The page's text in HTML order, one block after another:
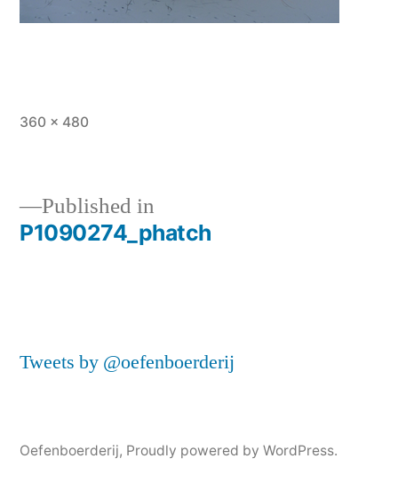
Full
360 × 480
Post
Published in
P1090274_phatch
Tweets by @oefenboerderij
Oefenboerderij, Proudly powered by WordPress.